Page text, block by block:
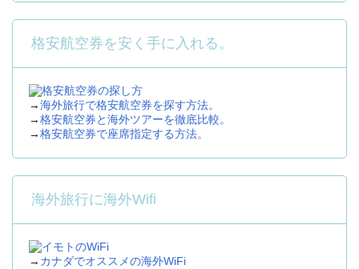
格安航空券を安く手に入れる。
→海外旅行で格安航空券を探す方法。
→格安航空券と海外ツアーを徹底比較。
→格安航空券で座席指定する方法。
海外旅行に海外Wifi
→ カナダでオススメの海外WiFi